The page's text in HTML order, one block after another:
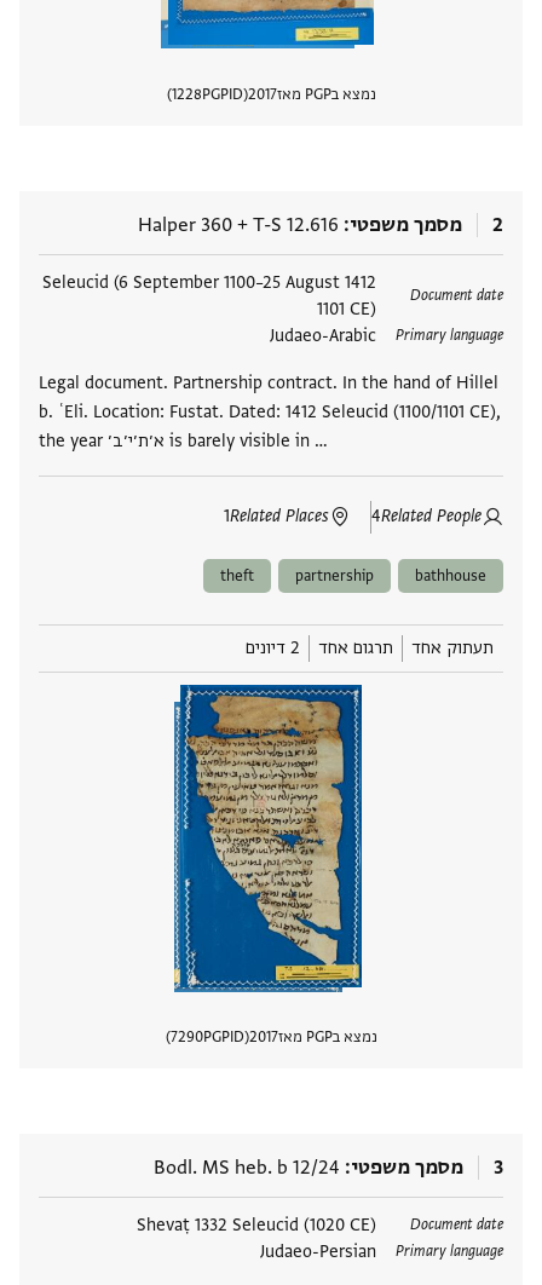
נמצא בPGP מאז 2017
PGPID
1228
2 מסמך משפטי T-S 12.616
+
Halper 360
Document date
1412 Seleucid (6 September 1100–25 August
1101 CE)
Primary language
Judaeo-Arabic
Legal document. Partnership contract. In the hand of Hillel
b. ʿEli. Location: Fustat. Dated: 1412 Seleucid (1100/1101 CE),
the year א׳ת׳י׳ב׳ is barely visible in …
Related People
4
Related Places
1
תגים
bathhouse
partnership
theft
תעתוק אחד תרגום אחד 2 דיונים
נמצא בPGP מאז 2017
PGPID
7290
3 מסמך משפטי Bodl. MS heb. b 12/24
Document date
Shevaṭ 1332 Seleucid (1020 CE)
Primary language
Judaeo-Persian
תגים